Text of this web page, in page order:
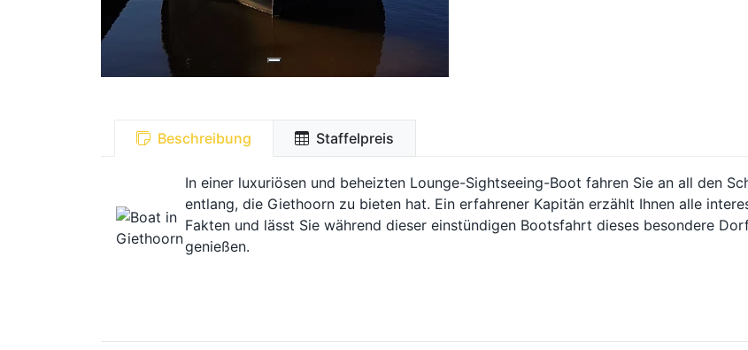
Beschreibung Staffelpreis
In einer luxuriösen und beheizten Lounge-Sightseeing-Boot fahren Sie an all den
entlang, die Giethoorn zu bieten hat. Ein erfahrener Kapitän erzählt Ihnen alle
Fakten und lässt Sie während dieser einstündigen Bootsfahrt dieses besondere
genießen.